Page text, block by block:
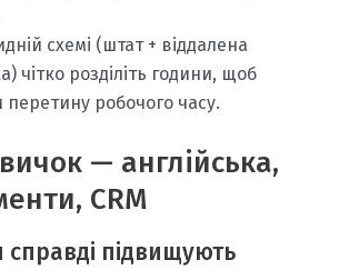
схемі (штат + віддалена
чітко розділіть години, щоб
перетину робочого часу.
— англійська,
CRM
справді підвищують